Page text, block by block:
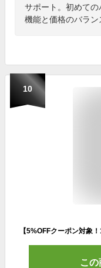
サポート。初めての
機能と価格のバラン
10
こ